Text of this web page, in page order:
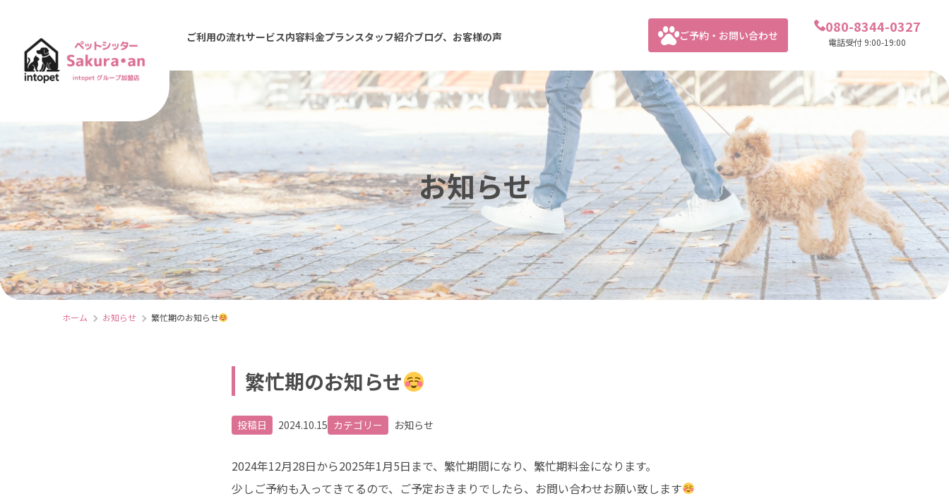
ご利用の流れサービス内容料金プランスタッフ紹介ブログ、お客様の声 ご予約・お問い合わせ 080-8344-0327
電話受付 9:00-19:00
お知らせ
ホーム お知らせ 繁忙期のお知らせ
繁忙期のお知らせ
投稿日 2024.10.15 カテゴリー お知らせ
2024年12月28日から2025年1月5日まで、繁忙期間になり、繁忙期料金になります。
少しご予約も入ってきてるので、ご予定おきまりでしたら、お問い合わせお願い致します